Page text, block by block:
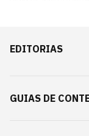
EDITORIAS
GUIAS DE